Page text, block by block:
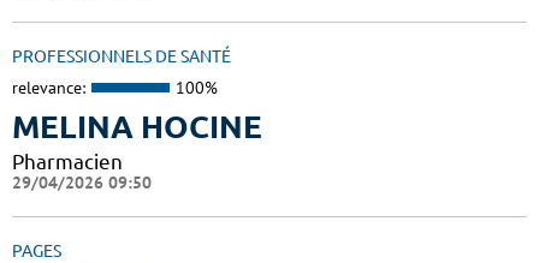
PROFESSIONNELS DE SANTÉ
relevance: 100%
MELINA HOCINE
Pharmacien
29/04/2026 09:50
PAGES